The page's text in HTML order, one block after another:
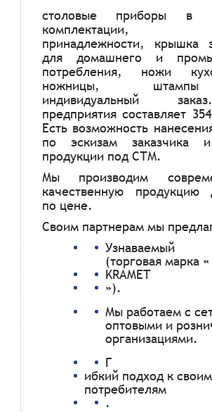
столовые приборы в
комплектации,
принадлежности, крышка
для домашнего и
потребления, ножи
ножницы,
индивидуальный заказ.
предприятия составляет
Есть возможность
по эскизам заказчика
продукции под СТМ.
Мы производим
качественную продукцию
по цене.
Своим партнерам мы
(торговая марка «
KRAMET
»).
Мы работаем с
оптовыми и
организациями.
Г
ибкий подход к своим
потребителям
.